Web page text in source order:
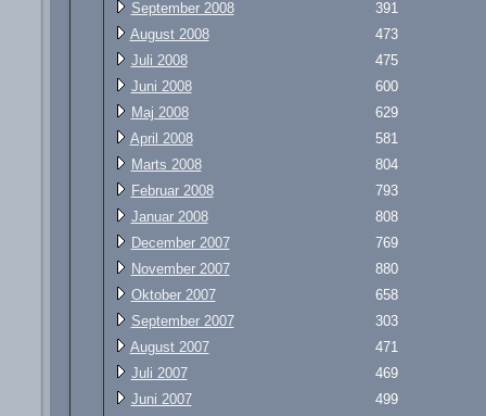
September 2008
391
August 2008
473
Juli 2008
475
Juni 2008
600
Maj 2008
629
April 2008
581
Marts 2008
804
Februar 2008
793
Januar 2008
808
December 2007
769
November 2007
880
Oktober 2007
658
September 2007
303
August 2007
471
Juli 2007
469
Juni 2007
499